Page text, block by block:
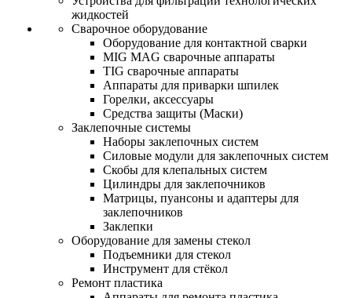
жидкостей
Сварочное оборудование
Оборудование для контактной сварки
MIG MAG сварочные аппараты
TIG сварочные аппараты
Аппараты для приварки шпилек
Горелки, аксессуары
Средства защиты (Маски)
Заклепочные системы
Наборы заклепочных систем
Силовые модули для заклепочных систем
Скобы для клепальных систем
Цилиндры для заклепочников
Матрицы, пуансоны и адаптеры для
заклепочников
Заклепки
Оборудование для замены стекол
Подъемники для стекол
Инструмент для стёкол
Ремонт пластика